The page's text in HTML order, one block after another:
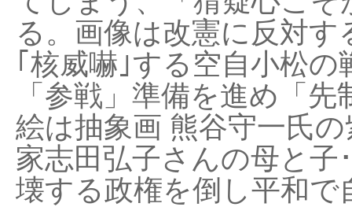
る。画像は改憲に反対
｢核威嚇｣する空自小松
「参戦」準備を進め「
絵は抽象画 熊谷守一氏
家志田弘子さんの母と子
壊する政権を倒し平和